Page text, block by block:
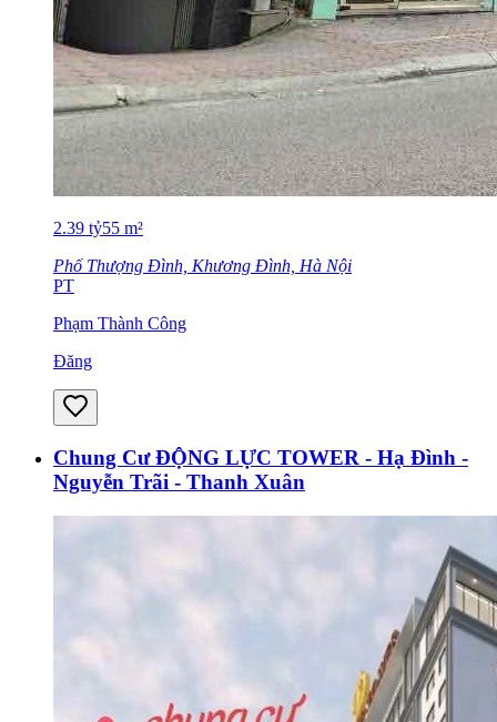
2.39 tỷ55 m²
Phố Thượng Đình, Khương Đình, Hà Nội
PT
Phạm Thành Công
Đăng
Chung Cư ĐỘNG LỰC TOWER - Hạ Đình -
Nguyễn Trãi - Thanh Xuân